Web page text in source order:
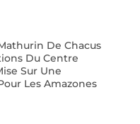
De Chacus
Du Centre
Sur Une
Les Amazones